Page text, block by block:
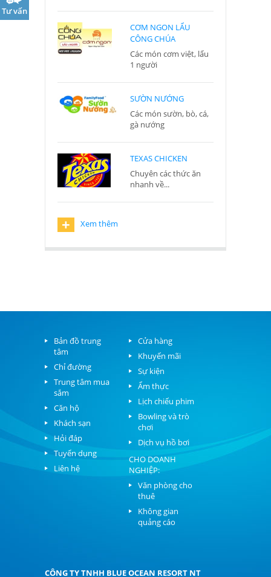
CƠM NGON LẨU
CÔNG CHÚA
Các món cơm việt, lẩu
1 người
SƯỜN NƯỚNG
Các món sườn, bò, cá,
gà nướng
TEXAS CHICKEN
Chuyên các thức ăn
nhanh về...
+ Xem thêm
Bản đồ trung
tâm
Chỉ đường
Trung tâm mua
sắm
Căn hộ
Khách sạn
Hỏi đáp
Tuyển dụng
Liên hệ
Cửa hàng
Khuyến mãi
Sự kiện
Ẩm thực
Lịch chiếu phim
Bowling và trò
chơi
Dịch vụ hồ bơi
CHO DOANH
NGHIỆP:
Văn phòng cho
thuê
Không gian
quảng cáo
CÔNG TY TNHH BLUE OCEAN RESORT NT
Tư vấn